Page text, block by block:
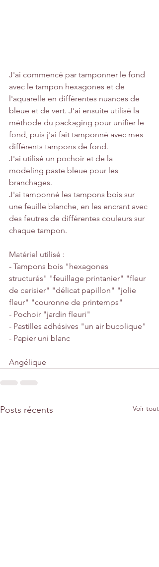
J'ai commencé par tamponner le fond
avec le tampon hexagones et de
l'aquarelle en différentes nuances de
bleue et de vert. J'ai ensuite utilisé la
méthode du packaging pour unifier le
fond, puis j'ai fait tamponné avec mes
différents tampons de fond.
J'ai utilisé un pochoir et de la
modeling paste bleue pour les
branchages.
J'ai tamponné les tampons bois sur
une feuille blanche, en les encrant avec
des feutres de différentes couleurs sur
chaque tampon.
Matériel utilisé :
- Tampons bois "hexagones
structurés" "feuillage printanier" "fleur
de cerisier" "délicat papillon" "jolie
fleur" "couronne de printemps"
- Pochoir "jardin fleuri"
- Pastilles adhésives "un air bucolique"
- Papier uni blanc
Angélique
Posts récents Voir tout